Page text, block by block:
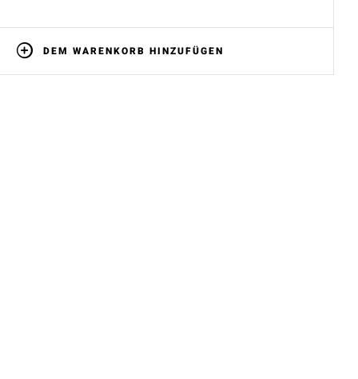
DEM WARENKORB HINZUFÜGEN